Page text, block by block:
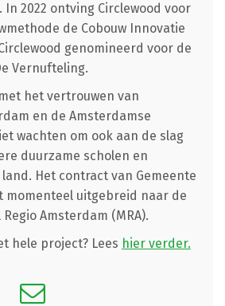
2022 ontving Circlewood voor
de Cobouw Innovatie
genomineerd voor de
Vernufteling.
het vertrouwen van
en de Amsterdamse
wachten om ook aan de slag
duurzame scholen en
Het contract van Gemeente
momenteel uitgebreid naar de
Amsterdam (MRA).
hele project? Lees hier verder.